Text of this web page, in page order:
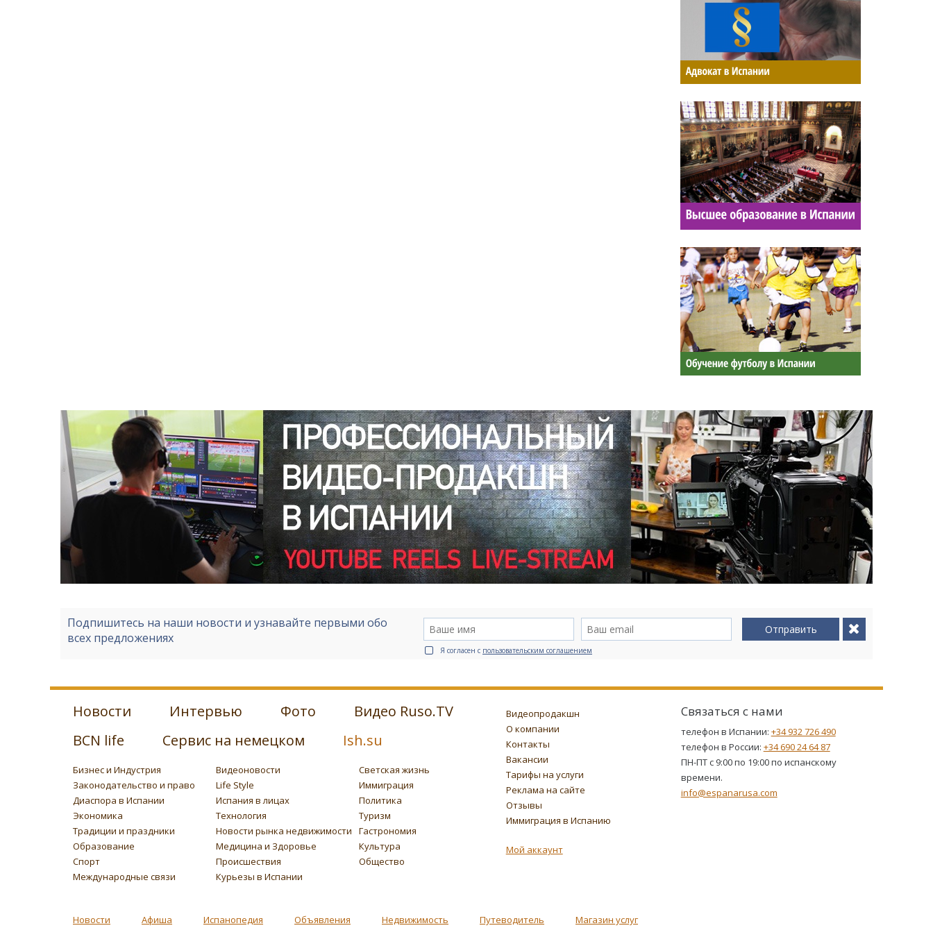
Подпишитесь на наши новости и узнавайте первыми обо
всех предложениях
Отправить
Я согласен с пользовательским соглашением
Новости Интервью Фото
Видео Ruso.TV
BCN life
Сервис на немецком Ish.su
Бизнес и Индустрия Видеоновости
Светская жизнь
Законодательство и право
Life Style
Иммиграция
Диаспора в Испании
Испания в лицах
Политика
Экономика
Технология
Туризм
Традиции и праздники
Новости рынка недвижимости
Гастрономия
Образование
Медицина и Здоровье
Культура
Спорт
Происшествия
Общество
Международные связи
Курьезы в Испании
Видеопродакшн
О компании
Контакты
Вакансии
Тарифы на услуги
Реклама на сайте
Отзывы
Иммиграция в Испанию
Мой аккаунт
Связаться с нами
телефон в Испании: +34 932 726 490
телефон в России: +34 690 24 64 87
ПН-ПТ с 9:00 по 19:00 по испанскому
времени.
info@espanarusa.com
Новости Афиша Испанопедия Объявления Недвижимость Путеводитель Магазин услуг